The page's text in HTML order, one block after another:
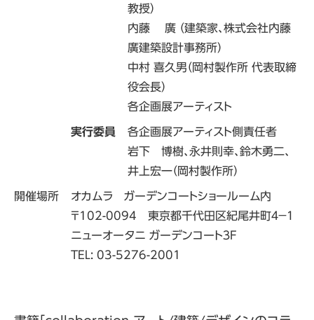
教授）
内藤 廣 （建築家、株式会社内藤
廣建築設計事務所）
中村 喜久男（岡村製作所 代表取締
役会長）
各企画展アーティスト
実行委員
各企画展アーティスト側責任者
岩下 博樹、永井則幸、鈴木勇二、
井上宏一（岡村製作所）
開催場所
オカムラ ガーデンコートショールーム内
〒102-0094 東京都千代田区紀尾井町４－１
ニューオータニ ガーデンコート３Ｆ
TEL: 03-5276-2001